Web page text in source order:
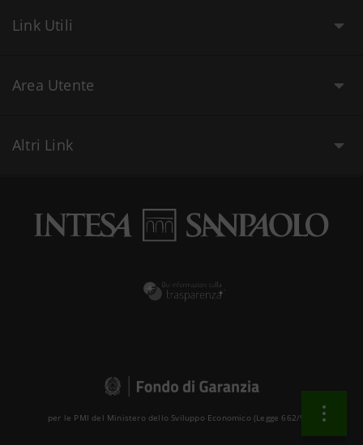
Link Utili
Area Utente
Altri Link
per le PMI del Ministero dello Sviluppo Economico (Legge 662/96 )